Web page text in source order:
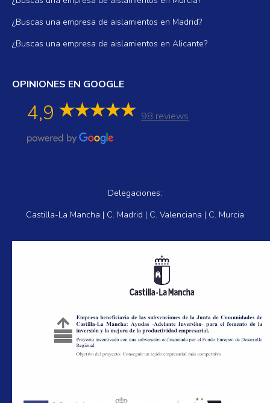
¿Buscas una empresa de aislamientos en Madrid?
¿Buscas una empresa de aislamientos en Alicante?
OPINIONES EN GOOGLE
4,9 98 reviews
Delegaciones:
Castilla-La Mancha | C. Madrid | C. Valenciana | C. Murcia